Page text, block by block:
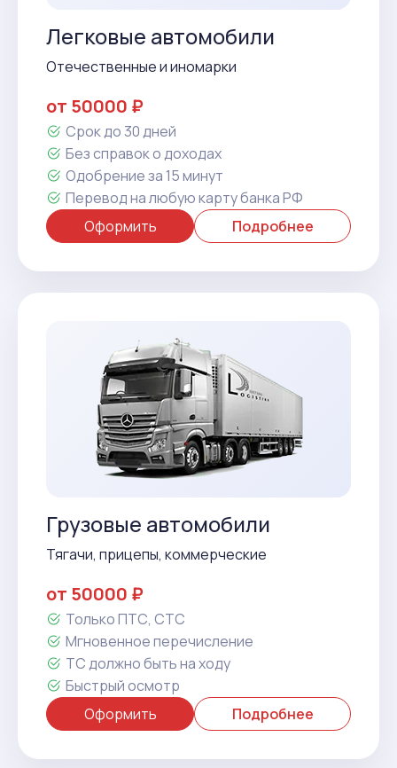
Легковые автомобили
Отечественные и иномарки
от 50000 ₽
Срок до 30 дней
Без справок о доходах
Одобрение за 15 минут
Перевод на любую карту банка РФ
Оформить
Подробнее
Грузовые автомобили
Тягачи, прицепы, коммерческие
от 50000 ₽
Только ПТС, СТС
Мгновенное перечисление
ТС должно быть на ходу
Быстрый осмотр
Оформить
Подробнее